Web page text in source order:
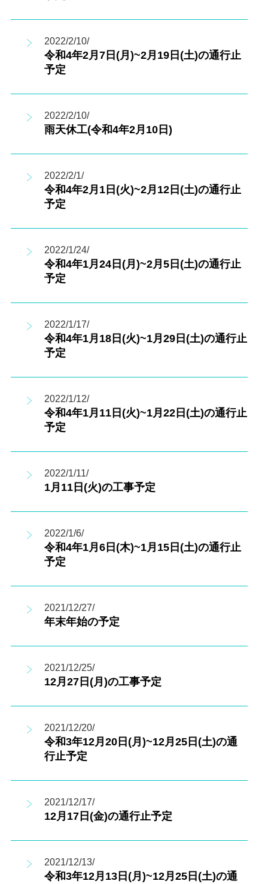
2022/2/10/
令和4年2月7日(月)~2月19日(土)の通行止
予定
2022/2/10/
雨天休工(令和4年2月10日)
2022/2/1/
令和4年2月1日(火)~2月12日(土)の通行止
予定
2022/1/24/
令和4年1月24日(月)~2月5日(土)の通行止
予定
2022/1/17/
令和4年1月18日(火)~1月29日(土)の通行止
予定
2022/1/12/
令和4年1月11日(火)~1月22日(土)の通行止
予定
2022/1/11/
1月11日(火)の工事予定
2022/1/6/
令和4年1月6日(木)~1月15日(土)の通行止
予定
2021/12/27/
年末年始の予定
2021/12/25/
12月27日(月)の工事予定
2021/12/20/
令和3年12月20日(月)~12月25日(土)の通
行止予定
2021/12/17/
12月17日(金)の通行止予定
2021/12/13/
令和3年12月13日(月)~12月25日(土)の通